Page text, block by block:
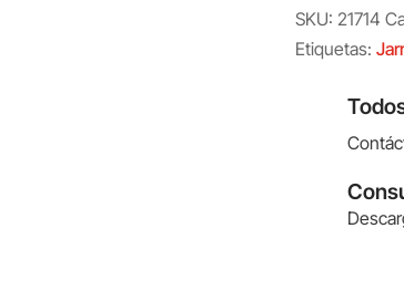
SKU: 21714
Etiquetas: